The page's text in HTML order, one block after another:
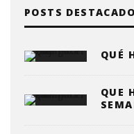
POSTS
QUÉ
QUE